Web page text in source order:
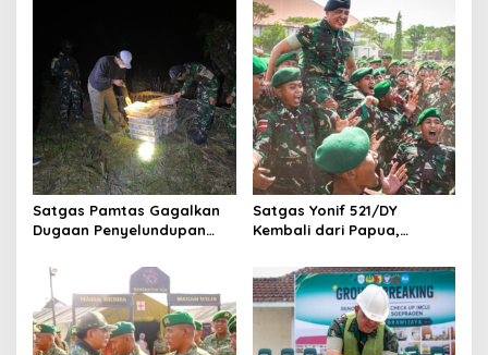
t
i
o
n
Satgas Pamtas Gagalkan
Dugaan Penyelundupan
Malaysia
Satgas Yonif 521/DY
Kembali dari Papua,
Hadirkan Rasa Aman